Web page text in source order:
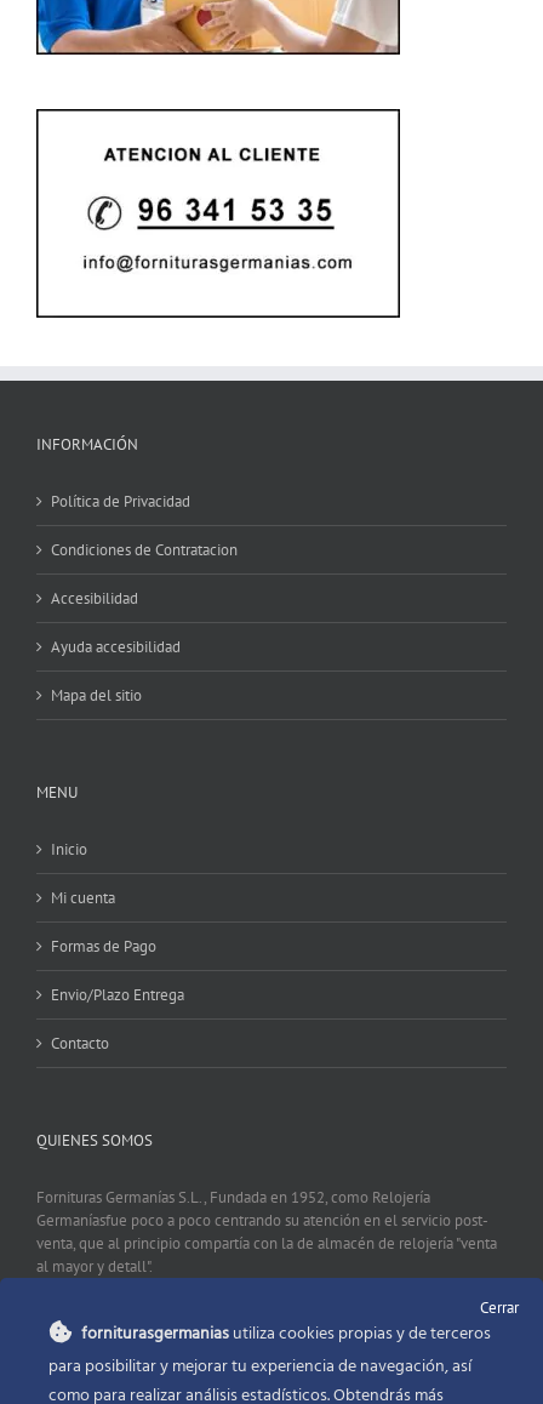
INFORMACIÓN
Política de Privacidad
Condiciones de Contratacion
Accesibilidad
Ayuda accesibilidad
Mapa del sitio
MENU
Inicio
Mi cuenta
Formas de Pago
Envio/Plazo Entrega
Contacto
QUIENES SOMOS
Fornituras Germanías S.L., Fundada en 1952, como Relojería
Germaníasfue poco a poco centrando su atención en el servicio post-
venta, que al principio compartía con la de almacén de relojería "venta
al mayor y detall".
CONTACTO
Cerrar
forniturasgermaniasutiliza cookies propias y de terceros
para posibilitar y mejorar tu experiencia de navegación, así
como para realizar análisis estadísticos. Obtendrás más